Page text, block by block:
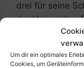
Um dir ein optimales
Cookies, um
drei für seine
der University
Master-
University, wo